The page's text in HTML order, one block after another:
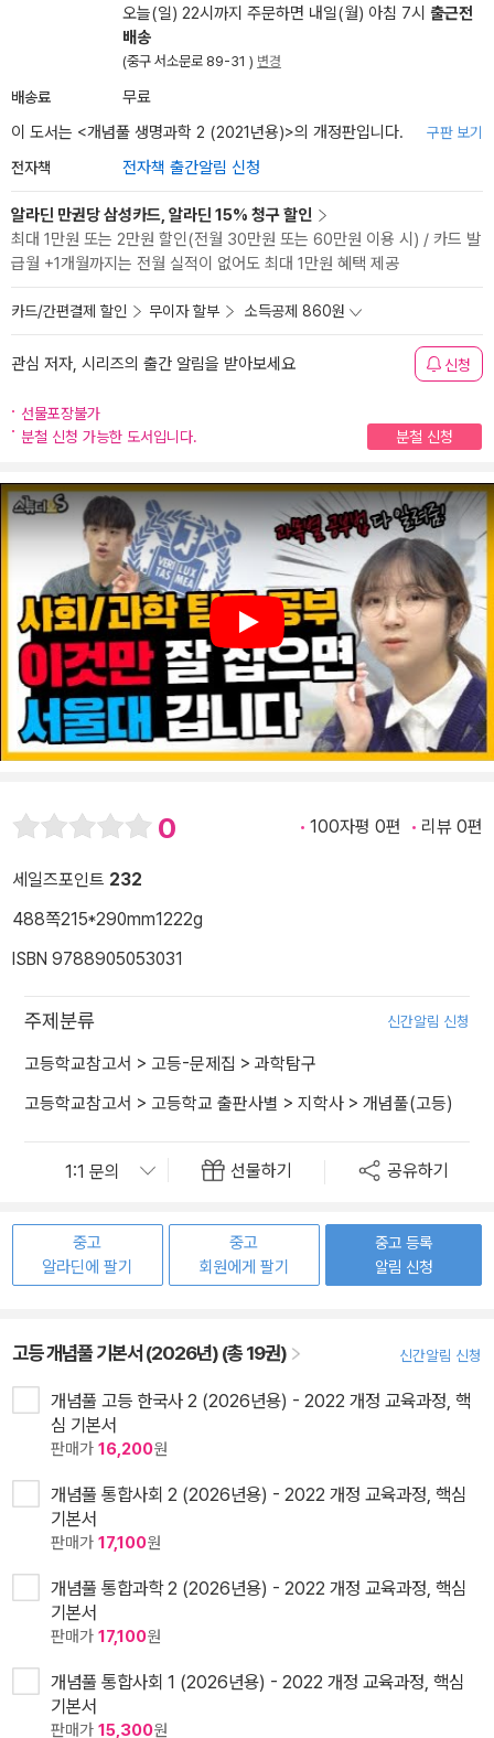
오늘(일) 22시까지 주문하면 내일(월) 아침 7시 출근전
배송
(중구 서소문로 89-31 ) 변경
배송료
무료
이 도서는 <개념풀 생명과학 2 (2021년용)>의 개정판입니다. 구판 보기
전자책 전자책 출간알림 신청
알라딘 만권당 삼성카드, 알라딘 15% 청구 할인
최대 1만원 또는 2만원 할인(전월 30만원 또는 60만원 이용 시) / 카드 발
급월 +1개월까지는 전월 실적이 없어도 최대 1만원 혜택 제공
카드/간편결제 할인 무이자 할부 소득공제 860원
관심 저자, 시리즈의 출간 알림을 받아보세요 신청
선물포장불가
분철 신청 가능한 도서입니다.
분철 신청
Play
0 100자평 0편 리뷰 0편
세일즈포인트 232
488쪽215*290mm1222g
ISBN 9788905053031
주제분류 신간알림 신청
고등학교참고서 > 고등-문제집 > 과학탐구
고등학교참고서 > 고등학교 출판사별 > 지학사 > 개념풀(고등)
선물하기 공유하기
중고
알라딘에 팔기
중고
회원에게 팔기
중고 등록
알림 신청
고등 개념풀 기본서 (2026년) (총 19권) 신간알림 신청
개념풀 고등 한국사 2 (2026년용) - 2022 개정 교육과정, 핵
심 기본서
판매가 16,200원
개념풀 통합사회 2 (2026년용) - 2022 개정 교육과정, 핵심
기본서
판매가 17,100원
개념풀 통합과학 2 (2026년용) - 2022 개정 교육과정, 핵심
기본서
판매가 17,100원
개념풀 통합사회 1 (2026년용) - 2022 개정 교육과정, 핵심
기본서
판매가 15,300원